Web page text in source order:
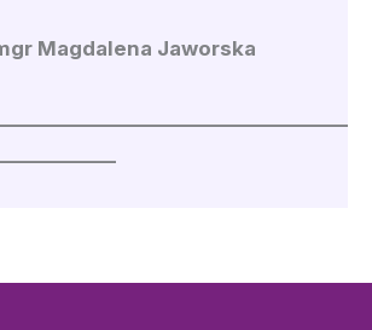
Magdalena Jaworska